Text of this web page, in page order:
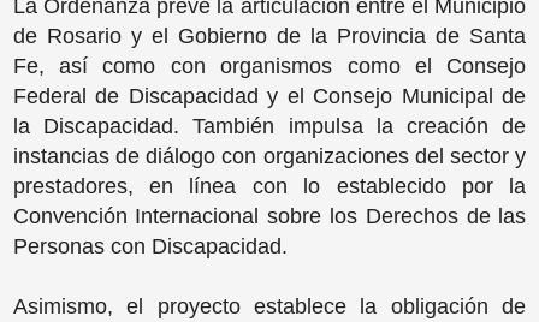
La Ordenanza prevé la articulación entre el Municipio
de Rosario y el Gobierno de la Provincia de Santa
Fe, así como con organismos como el Consejo
Federal de Discapacidad y el Consejo Municipal de
la Discapacidad. También impulsa la creación de
instancias de diálogo con organizaciones del sector y
prestadores, en línea con lo establecido por la
Convención Internacional sobre los Derechos de las
Personas con Discapacidad.
Asimismo, el proyecto establece la obligación de